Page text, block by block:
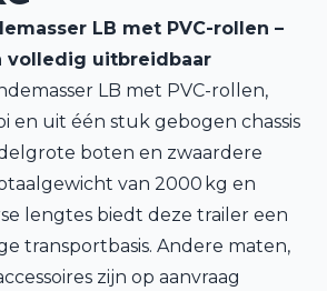
LB met PVC-rollen –
volledig uitbreidbaar
LB met PVC-rollen,
en uit één stuk gebogen chassis
boten en zwaardere
van 2000 kg en
lengtes biedt deze trailer een
transportbasis. Andere maten,
zijn op aanvraag